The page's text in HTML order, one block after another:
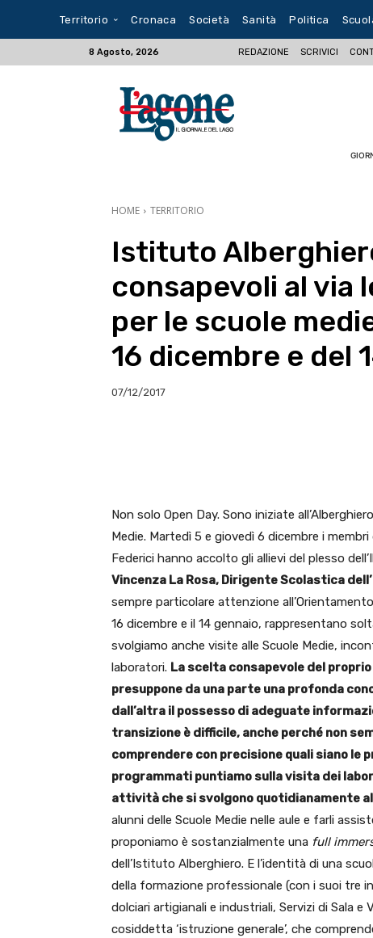
Territorio Cronaca Società Sanità Politica
8 Agosto, 2026 REDAZIONE SCRIVICI
HOME TERRITORIO
Istituto
consapevoli al
per le scuole
16 dicembre e del
07/12/2017
Non solo Open Day. Sono iniziate
Medie. Martedì 5 e giovedì 6 dicembre i
Federici hanno accolto gli allievi del plesso
Vincenza La Rosa, Dirigente Scolastica
sempre particolare attenzione
16 dicembre e il 14 gennaio, rappresentano
svolgiamo anche visite alle Scuole Medie,
laboratori. La scelta consapevole del
presuppone da una parte una profonda
dall’altra il possesso di adeguate
transizione è difficile, anche perché non
comprendere con precisione quali siano le
programmati puntiamo sulla visita dei
attività che si svolgono quotidianamente
alunni delle Scuole Medie nelle aule e farli
proponiamo è sostanzialmente una full
dell’Istituto Alberghiero. E l’identità di una
della formazione professionale (con i suoi tre
dolciari artigianali e industriali, Servizi di Sala e
cosiddetta ‘istruzione generale’, che